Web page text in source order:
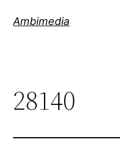
Ambimedia
28140